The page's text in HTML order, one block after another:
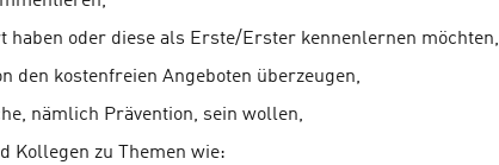
oder diese als Erste/Erster kennenlernen möchten,
den kostenfreien Angeboten überzeugen,
nämlich Prävention, sein wollen,
Kollegen zu Themen wie: